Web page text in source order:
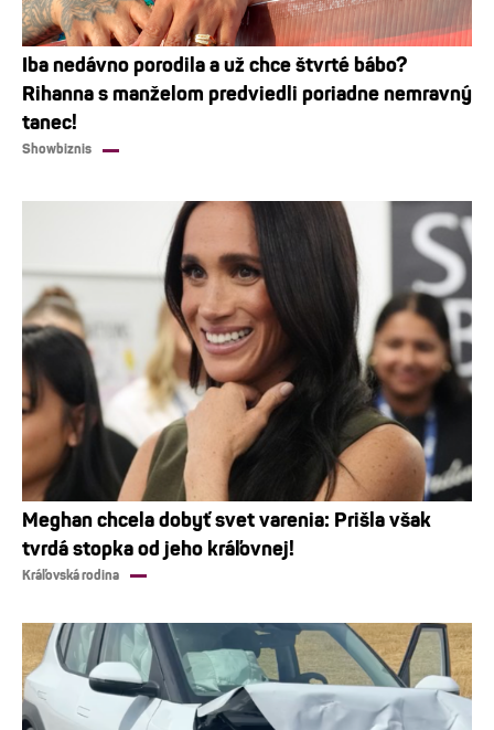
Iba nedávno porodila a už chce štvrté bábo?
Rihanna s manželom predviedli poriadne nemravný
tanec!
Showbiznis
Meghan chcela dobyť svet varenia: Prišla však
tvrdá stopka od jeho kráľovnej!
Kráľovská rodina